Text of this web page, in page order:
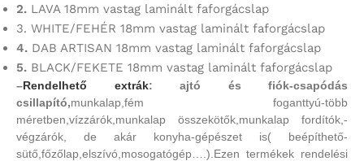
2. LAVA 18mm vastag laminált faforgácslap
3. WHITE/FEHÉR 18mm vastag laminált faforgácslap
4. DAB ARTISAN 18mm vastag laminált faforgácslap
5. BLACK/FEKETE 18mm vastag laminált faforgácslap
–Rendelhető extrák: ajtó és fiók-csapódás
csillapító,munkalap,fém foganttyú-több
méretben,vízzárók,munkalap összekötők,munkalap fordítók,-
végzárók, de akár konyha-gépészet is( beépíthető-
sütő,főzőlap,elszívó,mosogatógép….).Ezen termékek rendelési